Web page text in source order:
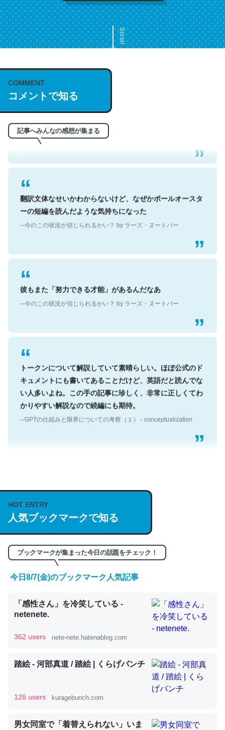
Scroll
COMMENT
コメントで知る
記事へみんなの感想が集まる
これは名文。彼はとてもクレバーなんだろうなと凄く思
う。英語少しでも読める人は原文もお勧め。自分はこの流
─今のこの状況が信じられるかい？ by ラーズ・ヌートバー
翻訳文体なせいかわからないけど、なぜかポールオースタ
ーの短編を読んだような気持ちになった
─今のこの状況が信じられるかい？ by ラーズ・ヌートバー
彼もまた「努力できる才能」があるんだなあ
─今のこの状況が信じられるかい？ by ラーズ・ヌートバー
トークンについて解説していて素晴らしい。ほぼ公式のド
キュメントにも書いてあることだけど、英語だと読んでな
い人多いよね。この手の記事に珍しく、非常に正しくてわ
かりやすい解説なので続編にも期待。
─GPTの仕組みと限界についての考察（１） - conceptualization
説してる記事が少ないので貴重な良記事。/続編来た
https://isobe324649.hatenablog.com/entry/2023/03/27
/064121
─GPTの仕組みと限界についての考察（１） - conceptualization
くらい。小説でいう「ずっと前の伏線」は回収されないけ
ど、短期記憶というには多い分量。進化すればするほど分
かりやすく強くなりそう
コオロギのカルシウム分はエビの600分の1程度。
HOT ENTRY
人気ブックマークで知る
ブックマークが集まった今日の話題をチェック！
今日8/7(金)のブックマーク人気記事
「感性さん」を冷笑している -
netenete.
362 users nete-nete.hatenablog.com
踏絵 - 河部真道 / 踏絵 | くらげバンチ
126 users kuragebunch.com
男女同室で「着替えられない」いま